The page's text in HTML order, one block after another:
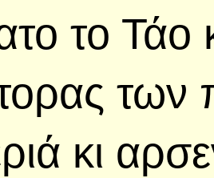
το Τάο
των
κι